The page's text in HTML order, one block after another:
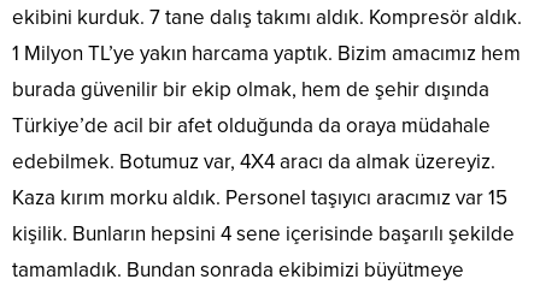
ekibini kurduk. 7 tane dalış takımı aldık. Kompresör aldık.
1 Milyon TL’ye yakın harcama yaptık. Bizim amacımız hem
burada güvenilir bir ekip olmak, hem de şehir dışında
Türkiye’de acil bir afet olduğunda da oraya müdahale
edebilmek. Botumuz var, 4X4 aracı da almak üzereyiz.
Kaza kırım morku aldık. Personel taşıyıcı aracımız var 15
kişilik. Bunların hepsini 4 sene içerisinde başarılı şekilde
tamamladık. Bundan sonrada ekibimizi büyütmeye